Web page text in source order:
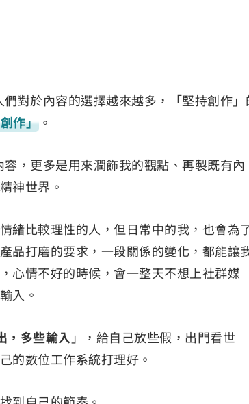
對於內容的選擇越來越多，「堅持創作」
作」 。
，更多是用來潤飾我的觀點、再製既有內
神世界。
緒比較理性的人，但日常中的我，也會為
品打磨的要求，一段關係的變化，都能讓
心情不好的時候，會一整天不想上社群媒
入。
，多些輸入 」，給自己放些假，出門看世
的數位工作系統打理好。